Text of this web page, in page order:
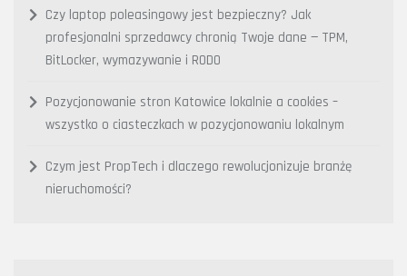
Czy laptop poleasingowy jest bezpieczny? Jak
profesjonalni sprzedawcy chronią Twoje dane — TPM,
BitLocker, wymazywanie i RODO
Pozycjonowanie stron Katowice lokalnie a cookies –
wszystko o ciasteczkach w pozycjonowaniu lokalnym
Czym jest PropTech i dlaczego rewolucjonizuje branżę
nieruchomości?